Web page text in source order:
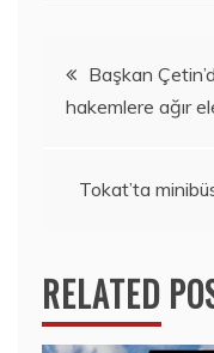
Yazı
gezinmesi
Başkan
hakemlere ağır
Tokat’ta
RELATED